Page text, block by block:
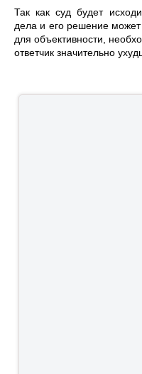
Так как суд будет
дела и его решение
для объективности,
ответчик значительно